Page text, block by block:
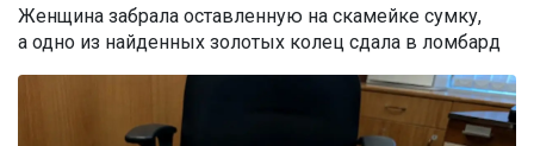
Женщина забрала оставленную на скамейке сумку,
а одно из найденных золотых колец сдала в ломбард